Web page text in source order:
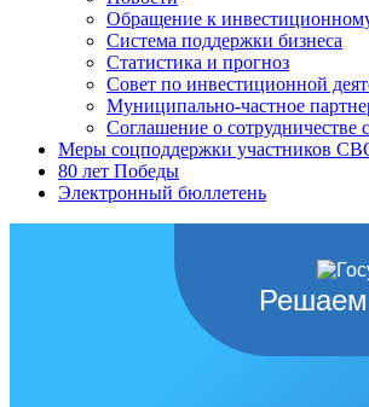
Обращение к
Система поддержки бизнеса
Статистика и прогноз
Совет по инвестиционной
Муниципально-частное
Соглашение о сотрудничестве
Меры соцподдержки участников
80 лет Победы
Электронный бюллетень